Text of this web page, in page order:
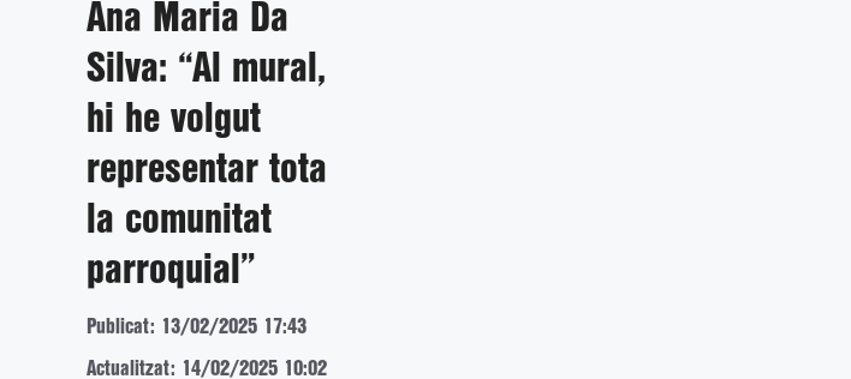
Ana Maria Da
Silva: “Al mural,
hi he volgut
representar tota
la comunitat
parroquial”
Publicat: 13/02/2025 17:43
Actualitzat: 14/02/2025 10:02